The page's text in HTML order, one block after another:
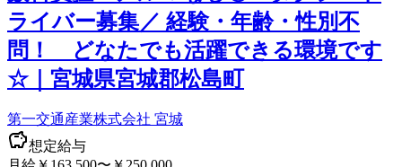
ライバー募集／ 経験・年齢・性別不
問！ どなたでも活躍できる環境です
☆｜宮城県宮城郡松島町
第一交通産業株式会社 宮城
想定給与